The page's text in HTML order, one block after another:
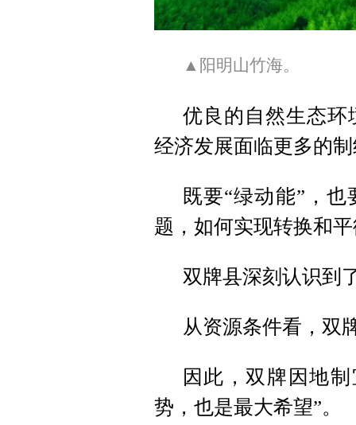
▲阳明山竹海。
优良的自然生态环
经济发展面临更多的
既要“绿动能”，
题，如何实现转换和
双牌县深刻认识到
从资源条件看，双
因此，双牌因地
势，也是最大希望”。